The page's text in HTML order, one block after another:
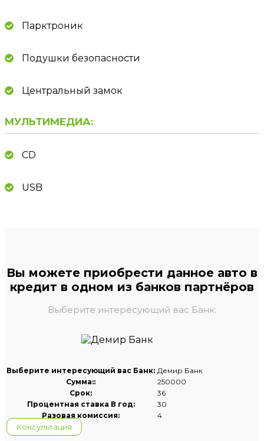
Парктроник
Подушки безопасности
Центральный замок
МУЛЬТИМЕДИА:
CD
USB
Вы можете приобрести данное авто в
кредит в одном из банков партнёров
Выберите интересующий вас Банк:
Выберите интересующий вас Банк: Демир Банк
Сумма::
250000
Срок:
36
Процентная ставка В год:
30
Разовая комиссия:
4
Консультация